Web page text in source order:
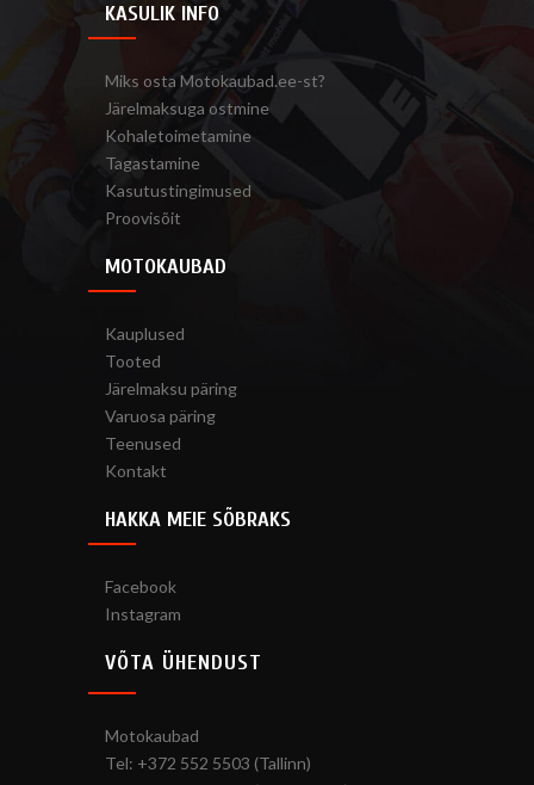
KASULIK INFO
Miks osta Motokaubad.ee-st?
Järelmaksuga ostmine
Kohaletoimetamine
Tagastamine
Kasutustingimused
Proovisõit
MOTOKAUBAD
Kauplused
Tooted
Järelmaksu päring
Varuosa päring
Teenused
Kontakt
HAKKA MEIE SÕBRAKS
Facebook
Instagram
VÕTA ÜHENDUST
Motokaubad
Tel: +372 552 5503 (Tallinn)